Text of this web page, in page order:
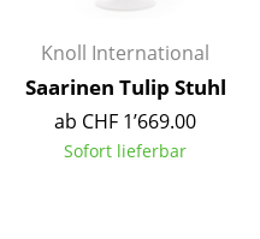
Knoll International
Saarinen Tulip Stuhl
ab CHF 1’669.00
Sofort lieferbar